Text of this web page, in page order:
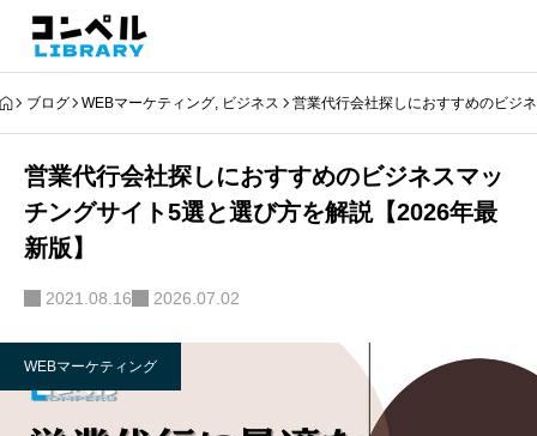
ブログ WEBマーケティング, ビジネス 営業代行会社探しにおすすめのビジ
営業代行会社探しにおすすめのビジネスマッ
チングサイト5選と選び方を解説【2026年最
新版】
2021.08.16 2026.07.02
WEBマーケティング